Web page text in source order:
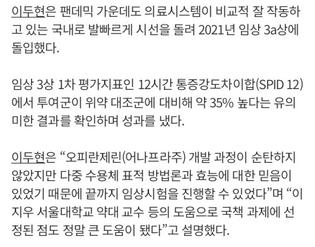
이두현은 팬데믹 가운데도 의료시스템이 비교적 잘 작동하
고 있는 국내로 발빠르게 시선을 돌려 2021년 임상 3a상에
돌입했다.
임상 3상 1차 평가지표인 12시간 통증강도차이합(SPID 12)
에서 투여군이 위약 대조군에 대비해 약 35% 높다는 유의
미한 결과를 확인하며 성과를 냈다.
이두현은 “오피란제린(어나프라주) 개발 과정이 순탄하지
않았지만 다중 수용체 표적 방법론과 효능에 대한 믿음이
있었기 때문에 끝까지 임상시험을 진행할 수 있었다”며 “이
지우 서울대학교 약대 교수 등의 도움으로 국책 과제에 선
정된 점도 정말 큰 도움이 됐다”고 설명했다.